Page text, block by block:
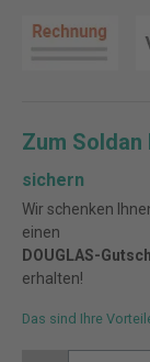
Zum
sichern
Wir schenken
einen
DOUGLAS-
erhalten!
Das sind Ihre